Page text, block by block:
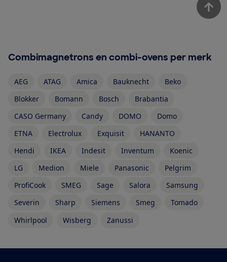
Combimagnetrons en combi-ovens per merk
AEG ATAG Amica Bauknecht
Beko
Blokker
Bomann Bosch
Brabantia
CASO Germany
Candy DOMO
Domo
ETNA
Electrolux Exquisit
HANANTO
Hendi
IKEA Indesit Inventum
Koenic
LG
Medion Miele Panasonic
Pelgrim
ProfiCook
SMEG Sage Salora
Samsung
Severin
Sharp Siemens Smeg
Tomado
Whirlpool
Wisberg Zanussi